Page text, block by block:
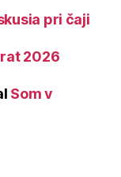
pri čaji
2026
Som v